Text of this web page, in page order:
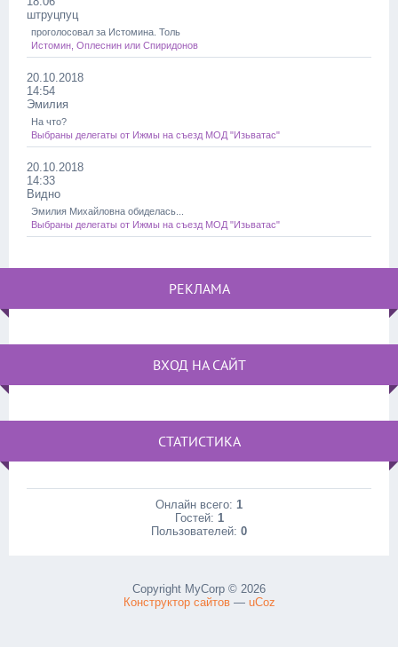
штруцпуц
проголосовал за Истомина. Толь
Истомин, Оплеснин или Спиридонов
20.10.2018
14:54
Эмилия
На что?
Выбраны делегаты от Ижмы на съезд МОД "Изьватас"
20.10.2018
14:33
Видно
Эмилия Михайловна обиделась...
Выбраны делегаты от Ижмы на съезд МОД "Изьватас"
РЕКЛАМА
ВХОД НА САЙТ
СТАТИСТИКА
Онлайн всего: 1
Гостей: 1
Пользователей: 0
Copyright MyCorp © 2026
Конструктор сайтов— uCoz